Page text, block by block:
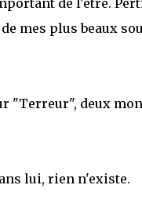
de l'être.
mes plus beaux
"Terreur", deux
lui, rien n'existe.